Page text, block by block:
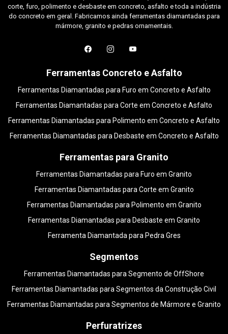
corte, furo, polimento e desbaste em concreto, asfalto e toda a indústria
do concreto em geral. Fabricamos ainda ferramentas diamantadas para
mármore, granito e pedras ornamentais.
Ferramentas Concreto e Asfalto
Ferramentas Diamantadas para Furo em Concreto e Asfalto
Ferramentas Diamantadas para Corte em Concreto e Asfalto
Ferramentas Diamantadas para Polimento em Concreto e Asfalto
Ferramentas Diamantadas para Desbaste em Concreto e Asfalto
Ferramentas para Granito
Ferramentas Diamantadas para Furo em Granito
Ferramentas Diamantadas para Corte em Granito
Ferramentas Diamantadas para Polimento em Granito
Ferramentas Diamantadas para Desbaste em Granito
Ferramenta Diamantada para Pedra Gres
Segmentos
Ferramentas Diamantadas para Segmento de OffShore
Ferramentas Diamantadas para Segmentos da Construção Civil
Ferramentas Diamantadas para Segmentos de Mármore e Granito
Perfuratrizes